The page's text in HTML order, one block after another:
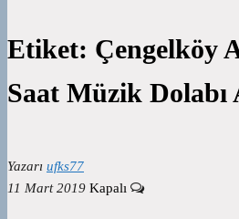
Etiket: Çengelköy
Saat Müzik
Yazarı ufks77
11 Mart 2019 Kapalı